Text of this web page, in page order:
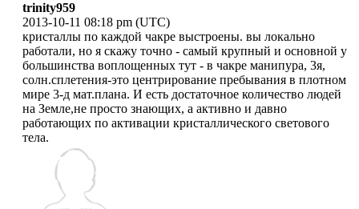
trinity959
2013-10-11 08:18 pm (UTC)
кристаллы по каждой чакре выстроены. вы локально
работали, но я скажу точно - самый крупный и основной у
большинства воплощенных тут - в чакре манипура, 3я,
солн.сплетения-это центрирование пребывания в плотном
мире 3-д мат.плана. И есть достаточное количество людей
на Земле,не просто знающих, а активно и давно
работающих по активации кристаллического светового
тела.